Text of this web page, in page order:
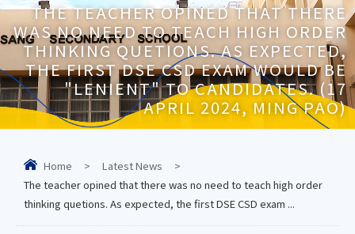
THE TEACHER OPINED THAT THERE
WAS NO NEED TO TEACH HIGH ORDER
THINKING QUETIONS. AS EXPECTED,
THE FIRST DSE CSD EXAM WOULD BE
"LENIENT" TO CANDIDATES. (17
APRIL 2024, MING PAO)
Home > Latest News
>
The teacher opined that there was no need to teach high order
thinking quetions. As expected, the first DSE CSD exam ...